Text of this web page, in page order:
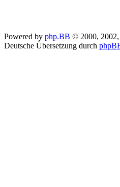
Powered by php.BB © 2000,
Deutsche Übersetzung durch